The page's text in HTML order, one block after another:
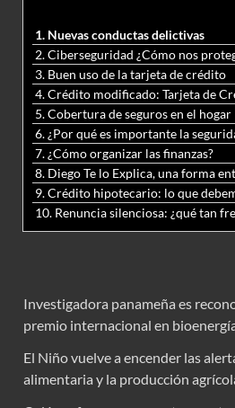
1. Nuevas conductas delictivas
2. Ciberseguridad ¿Cómo nos
3. Buen uso de la tarjeta de crédito
4. Crédito modificado: Tarjeta de
5. Cobertura de seguros en el hogar
6. ¿Por qué es importante la
7. ¿Cómo organizar las finanzas?
10. Renuncia silenciosa: ¿qué tan
Investigadora panameña es
premio internacional en
El Niño vuelve a encender las
alimentaria y la producción